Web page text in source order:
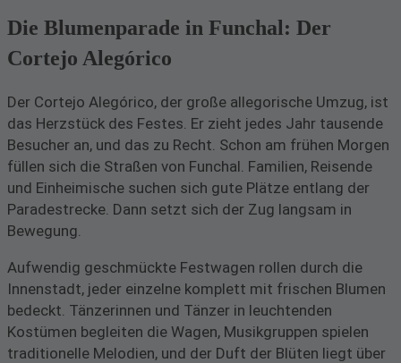
Die Blumenparade in Funchal: Der
Cortejo Alegórico
Der Cortejo Alegórico, der große allegorische Umzug, ist
das Herzstück des Festes. Er zieht jedes Jahr tausende
Besucher an, und das zu Recht. Schon am frühen Morgen
füllen sich die Straßen von Funchal. Familien, Reisende
und Einheimische suchen sich gute Plätze entlang der
Paradestrecke. Dann setzt sich der Zug langsam in
Bewegung.
Aufwendig geschmückte Festwagen rollen durch die
Innenstadt, jeder einzelne komplett mit frischen Blumen
bedeckt. Tänzerinnen und Tänzer in leuchtenden
Kostümen begleiten die Wagen, Musikgruppen spielen
traditionelle Melodien, und der Duft der Blüten liegt über